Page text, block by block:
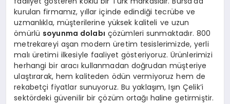
kurulan firmamız, yıllar içinde edindiği tecrübe ve
uzmanlıkla, müşterilerine yüksek kaliteli ve uzun
ömürlü soyunma dolabı çözümleri sunmaktadır. 800
metrekareyi aşan modern üretim tesislerimizde, yerli
malı üretimi ilkesiyle faaliyet gösteriyoruz. Ürünlerimizi
herhangi bir aracı kullanmadan doğrudan müşteriye
ulaştırarak, hem kaliteden ödün vermiyoruz hem de
rekabetçi fiyatlar sunuyoruz. Bu yaklaşım, Işın Çelik’i
sektördeki güvenilir bir çözüm ortağı haline getirmiştir.